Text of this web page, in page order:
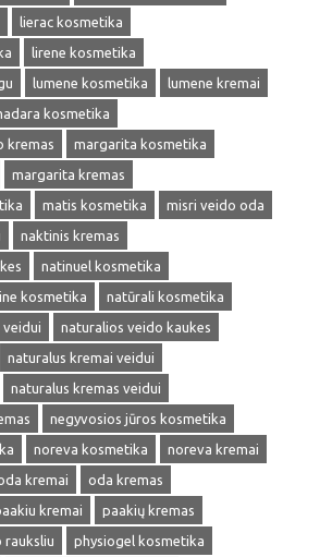
lierac kosmetika
lirene kosmetika
lumene kosmetika
lumene kremai
kosmetika
kremas
margarita kosmetika
margarita kremas
matis kosmetika
misri veido oda
naktinis kremas
natinuel kosmetika
kosmetika
natūrali kosmetika
naturalios veido kaukes
naturalus kremai veidui
naturalus kremas veidui
negyvosios jūros kosmetika
noreva kosmetika
noreva kremai
kremai
oda kremas
kremai
paakių kremas
rauksliu
physiogel kosmetika